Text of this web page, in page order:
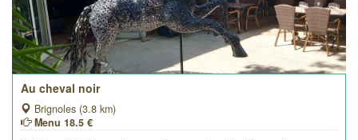
Au cheval noir
Brignoles (3.8 km)
Menu 18.5 €